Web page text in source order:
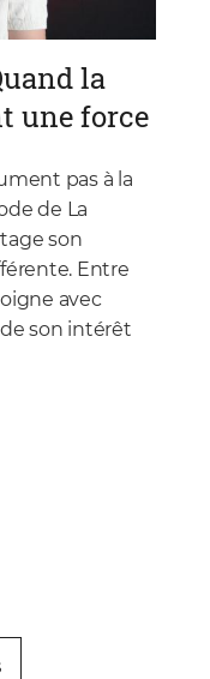
la
une force
pas à la
de La
son
Entre
avec
son intérêt